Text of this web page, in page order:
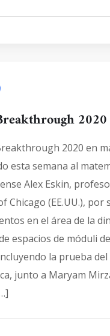
2020
2020 en
esta semana al
Alex Eskin,
Chicago (EE.UU.), por
en el área de la
espacios de móduli
la prueba
junto a Maryam